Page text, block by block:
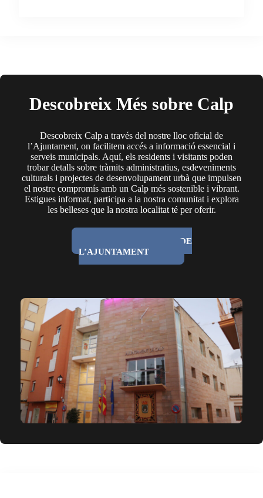
Descobreix Més sobre Calp
Descobreix Calp a través del nostre lloc oficial de
l’Ajuntament, on facilitem accés a informació essencial i
serveis municipals. Aquí, els residents i visitants poden
trobar detalls sobre tràmits administratius, esdeveniments
culturals i projectes de desenvolupament urbà que impulsen
el nostre compromís amb un Calp més sostenible i vibrant.
Estigues informat, participa a la nostra comunitat i explora
les belleses que la nostra localitat té per oferir.
ANAR A LA WEB DE
L’AJUNTAMENT